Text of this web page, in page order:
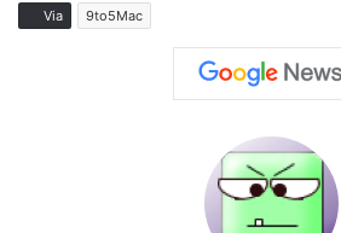
Via 9to5Mac